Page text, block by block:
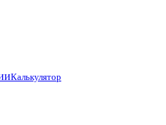
Калькулятор